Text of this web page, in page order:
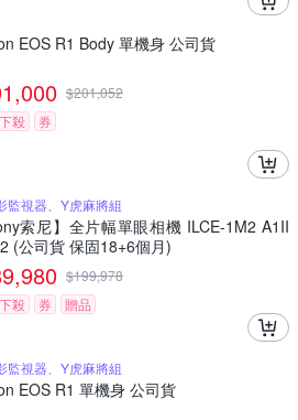
EOS R1 Body 單機身 公司貨
$201,052
殺
券
監視器、Y虎麻將組
索尼】全片幅單眼相機 ILCE-1M2 A1II
(公司貨 保固18+6個月)
$199,978
殺
券 贈品
監視器、Y虎麻將組
EOS R1 單機身 公司貨